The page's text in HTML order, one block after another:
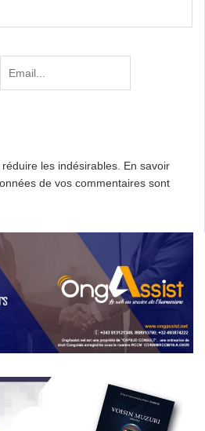
les indésirables. En savoir
de vos commentaires sont